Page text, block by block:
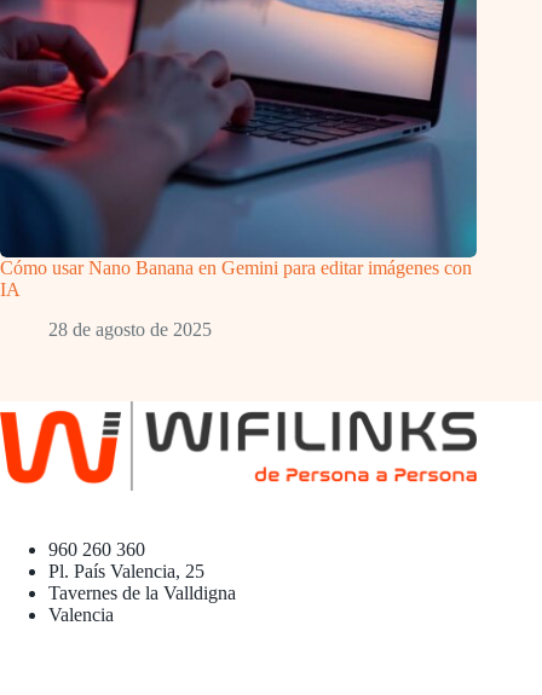
Cómo usar Nano Banana en Gemini para editar imágenes con
IA
28 de agosto de 2025
960 260 360
Pl. País Valencia, 25
Tavernes de la Valldigna
Valencia